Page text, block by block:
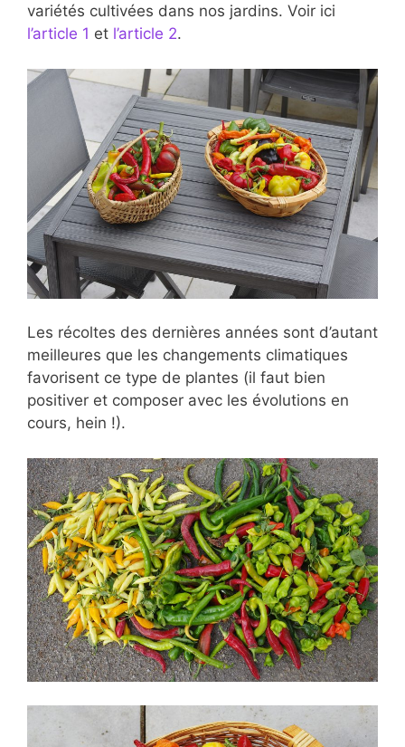
variétés cultivées dans nos jardins. Voir ici
l’article 1 et l’article 2.
Les récoltes des dernières années sont d’autant
meilleures que les changements climatiques
favorisent ce type de plantes (il faut bien
positiver et composer avec les évolutions en
cours, hein !).